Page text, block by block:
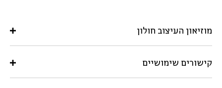
מוזיאון העיצוב חולון
קישורים שימושיים